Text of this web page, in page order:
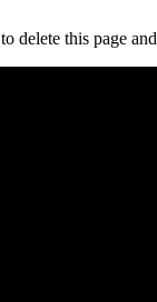
to delete this page